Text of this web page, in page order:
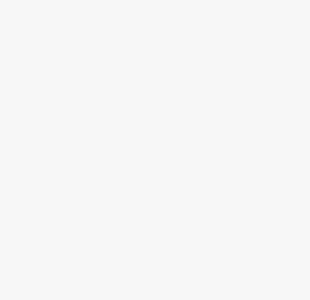
z prawnie uzasadnionych
W razie wniesienia sprzeciwu,
do przetwarzania, nadrzędnych
się na podstawie zgody osoby na
to nie ma wpływu na zgodność
nadzorczego na niezgodne z prawem
Ochrony Danych Osobowych.
podanie danych osobowych jest